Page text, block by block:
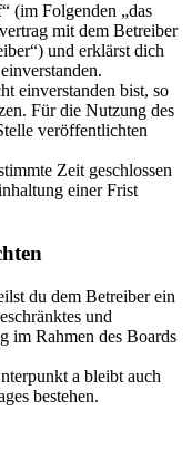
(im Folgenden „das
mit dem Betreiber
und erklärst dich
einverstanden bist, so
Für die Nutzung des
veröffentlichten
Zeit geschlossen
einer Frist
du dem Betreiber ein
und
im Rahmen des Boards
a bleibt auch
bestehen.